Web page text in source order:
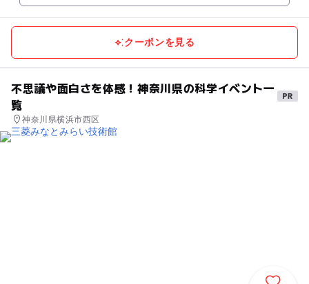
クーポンを見る
不思議や面白さを体感！神奈川県の科学イベント一
覧
神奈川県横浜市西区